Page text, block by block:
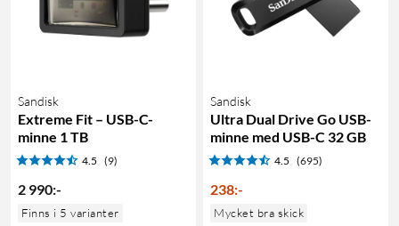
Sandisk
Extreme Fit – USB-C-
minne 1 TB
4.5 (9)
2 990:-
Finns i 5 varianter
Sandisk
Ultra Dual Drive Go USB-
minne med USB-C 32 GB
4.5 (695)
238:-
Mycket bra skick